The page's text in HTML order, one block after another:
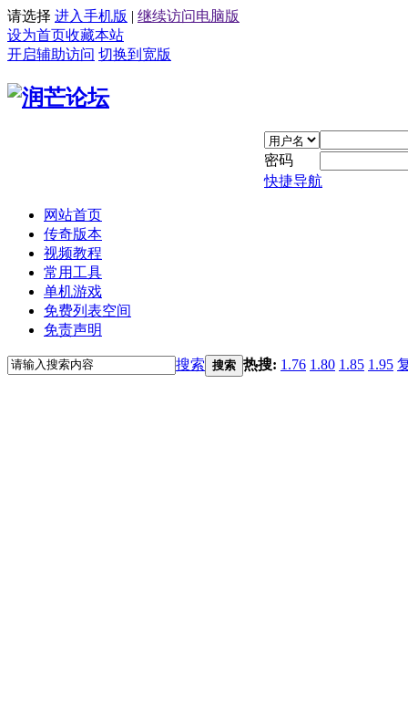
请选择 进入手机版 | 继续访问电脑版
设为首页收藏本站
开启辅助访问 切换到宽版
密码
快捷导航
网站首页
传奇版本
视频教程
常用工具
单机游戏
免费列表空间
免责声明
搜索 搜索 热搜: 1.76 1.80 1.85 1.95